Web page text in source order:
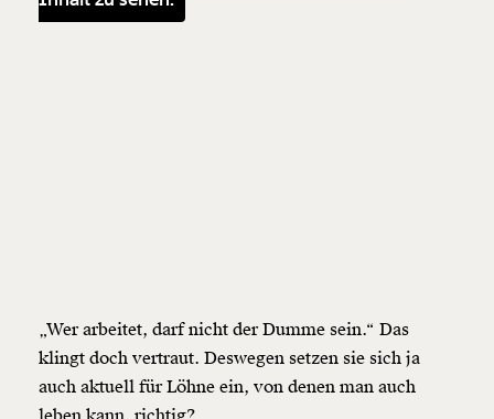
„Wer arbeitet, darf nicht der Dumme sein.“ Das
klingt doch vertraut. Deswegen setzen sie sich ja
auch aktuell für Löhne ein, von denen man auch